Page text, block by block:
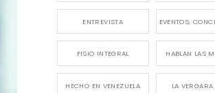
ENTREVISTA
FISIO INTEGRAL HABLAN LAS
HECHO EN VENEZUELA LA VERGARA